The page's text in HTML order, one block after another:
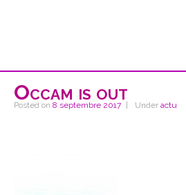
Occam is out
Posted on 8 septembre 2017 Under actu